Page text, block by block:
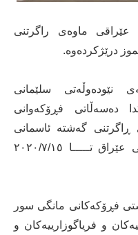
عێراقی ماوەی راگرتنی
نێودەوڵەتی سلێمانی
ده‌سه‌ڵاتی فڕۆکه‌وانی
گەشتە ئاسمانی
یەکان لە سه‌رجه‌م فڕۆکه‌خانه‌کانی عێراق تـــــا ٢٠٢٠/٧/١٥
فڕۆکه‌کانی مانگى سور
و فریاگوزارییەکان و